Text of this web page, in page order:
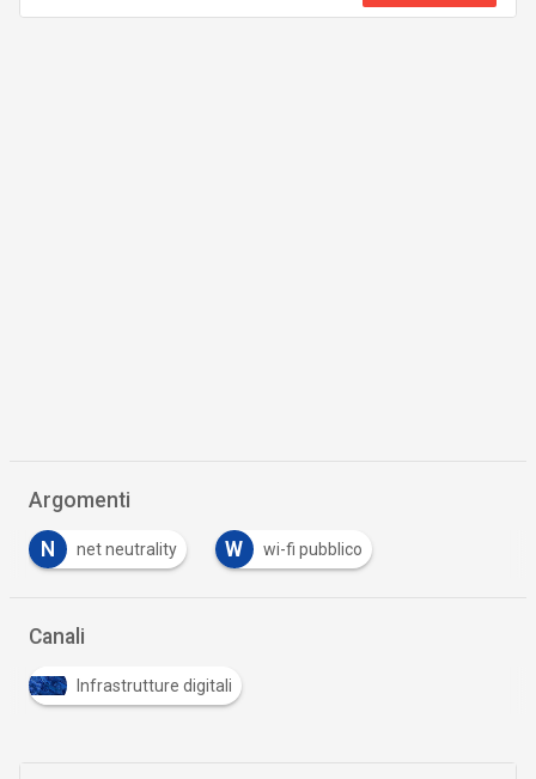
Argomenti
N net neutrality W wi-fi pubblico
Canali
Infrastrutture digitali